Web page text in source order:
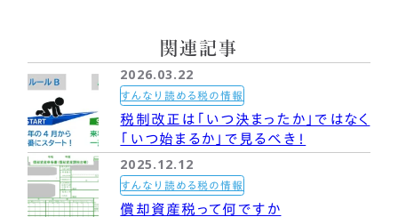
関連記事
2026.03.22
すんなり読める税の情報
税制改正は「いつ決まったか」ではなく
「いつ始まるか」で見るべき！
2025.12.12
すんなり読める税の情報
償却資産税って何ですか